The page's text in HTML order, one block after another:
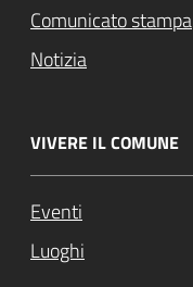
Comunicato stampa
Notizia
VIVERE IL COMUNE
Eventi
Luoghi